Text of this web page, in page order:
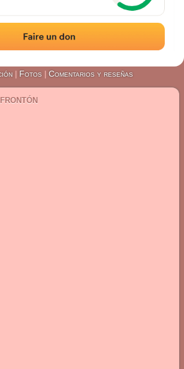
de pared izquierda
Fotos Comentarios y reseñas
frontón